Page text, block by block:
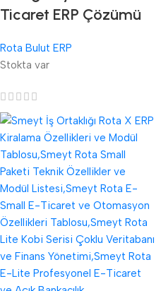
Ticaret ERP Çözümü
Rota Bulut ERP
Stokta var